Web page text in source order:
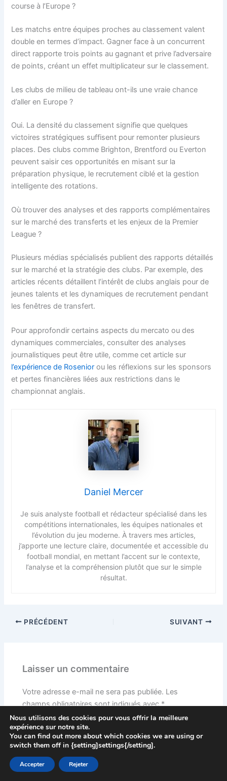
course à l’Europe ?
Les matchs entre équipes proches au classement valent
double en termes d’impact. Gagner face à un concurrent
direct rapporte trois points au gagnant et prive l’adversaire
de points, créant un effet multiplicateur sur le classement.
Les clubs de milieu de tableau ont-ils une vraie chance
d’aller en Europe ?
Oui. La densité du classement signifie que quelques
victoires stratégiques suffisent pour remonter plusieurs
places. Des clubs comme Brighton, Brentford ou Everton
peuvent saisir ces opportunités en misant sur la
préparation physique, le recrutement ciblé et la gestion
intelligente des rotations.
Où trouver des analyses et des rapports complémentaires
sur le marché des transferts et les enjeux de la Premier
League ?
Plusieurs médias spécialisés publient des rapports détaillés
sur le marché et la stratégie des clubs. Par exemple, des
articles récents détaillent l’intérêt de clubs anglais pour de
jeunes talents et les dynamiques de recrutement pendant
les fenêtres de transfert.
Pour approfondir certains aspects du mercato ou des
dynamiques commerciales, consulter des analyses
journalistiques peut être utile, comme cet article sur
l’expérience de Rosenior ou les réflexions sur les sponsors
et pertes financières liées aux restrictions dans le
championnat anglais.
Daniel Mercer
Je suis analyste football et rédacteur spécialisé dans les
compétitions internationales, les équipes nationales et
l’évolution du jeu moderne. À travers mes articles,
j’apporte une lecture claire, documentée et accessible du
football mondial, en mettant l’accent sur le contexte,
l’analyse et la compréhension plutôt que sur le simple
résultat.
PRÉCÉDENT SUIVANT
Laisser un commentaire
Votre adresse e-mail ne sera pas publiée. Les
champs obligatoires sont indiqués avec*
Écrivez
ici…
Nous utilisons des cookies pour vous offrir la meilleure
expérience sur notre site.
You can find out more about which cookies we are using or
switch them off in {setting]settings{/setting].
Accepter Rejeter